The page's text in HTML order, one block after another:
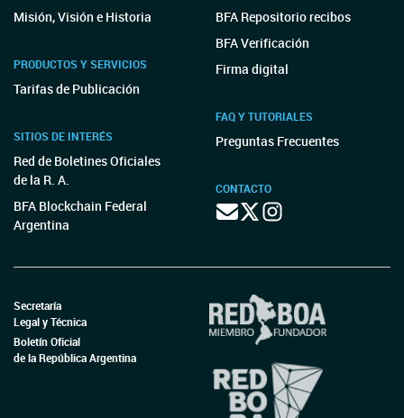
Misión, Visión e Historia
PRODUCTOS Y SERVICIOS
Tarifas de Publicación
SITIOS DE INTERÉS
Red de Boletines Oficiales
de la R. A.
BFA Blockchain Federal
Argentina
BFA Repositorio recibos
BFA Verificación
Firma digital
FAQ Y TUTORIALES
Preguntas Frecuentes
CONTACTO
Secretaría
Legal y Técnica
Boletín Oficial
de la República Argentina